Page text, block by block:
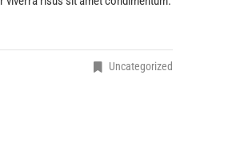
Uncategorized